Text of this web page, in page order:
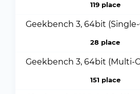
119 place
Geekbench 3, 64bit
28 place
Geekbench 3, 64bit (Multi-
151 place